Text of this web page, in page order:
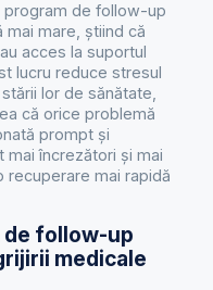
program de follow-up
mare, știind că
acces la suportul
lucru reduce stresul
lor de sănătate,
că orice problemă
prompt și
mai încrezători și mai
recuperare mai rapidă
de follow-up
medicale